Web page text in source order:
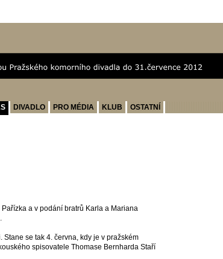
DIVADLO PRO MÉDIA KLUB
OSTATNÍ
a v podání bratrů Karla a Mariana
se tak 4. června, kdy je v pražském
spisovatele Thomase Bernharda Staří